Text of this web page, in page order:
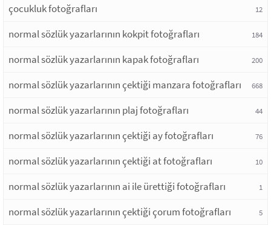
çocukluk fotoğrafları 12
normal sözlük yazarlarının kokpit fotoğrafları 184
normal sözlük yazarlarının kapak fotoğrafları 200
normal sözlük yazarlarının çektiği manzara fotoğrafları 668
normal sözlük yazarlarının plaj fotoğrafları 44
normal sözlük yazarlarının çektiği ay fotoğrafları 76
normal sözlük yazarlarının çektiği at fotoğrafları 10
normal sözlük yazarlarının ai ile ürettiği fotoğrafları 1
normal sözlük yazarlarının çektiği çorum fotoğrafları 5